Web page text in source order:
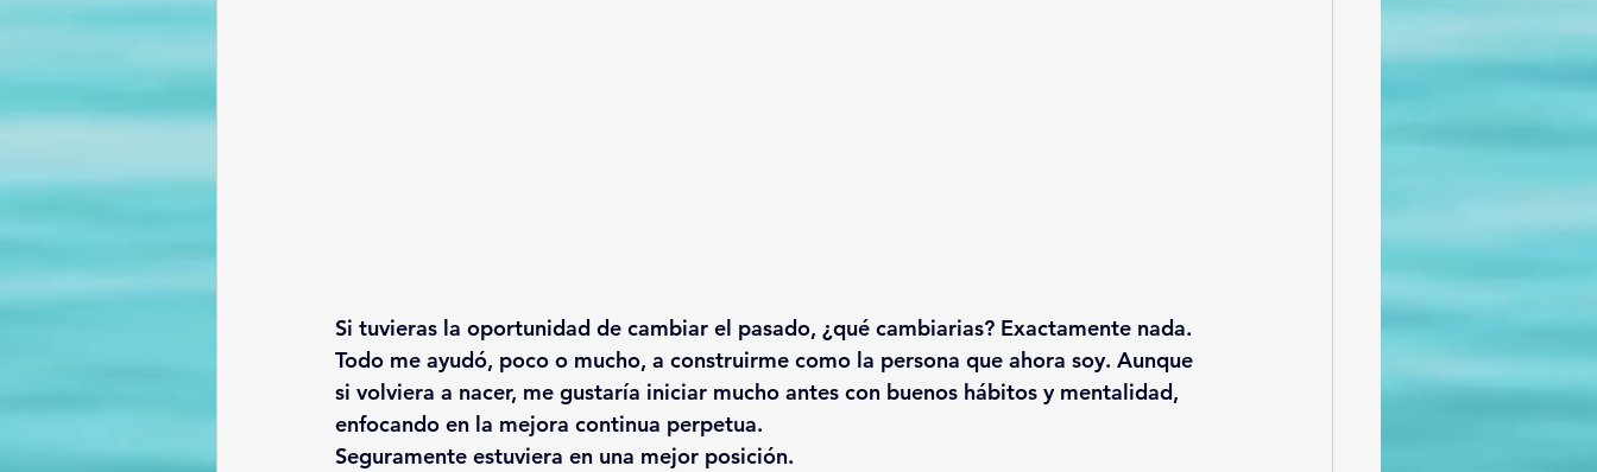
Si tuvieras la oportunidad de cambiar el pasado, ¿qué cambiarias? Exactamente nada.
Todo me ayudó, poco o mucho, a construirme como la persona que ahora soy. Aunque
si volviera a nacer, me gustaría iniciar mucho antes con buenos hábitos y mentalidad,
enfocando en la mejora continua perpetua.
Seguramente estuviera en una mejor posición.